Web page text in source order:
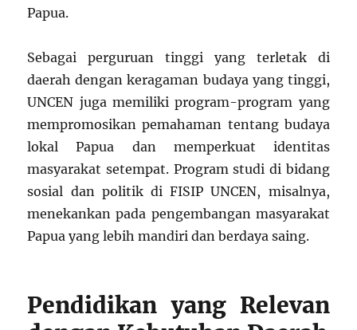
Papua.
Sebagai perguruan tinggi yang terletak di
daerah dengan keragaman budaya yang tinggi,
UNCEN juga memiliki program-program yang
mempromosikan pemahaman tentang budaya
lokal Papua dan memperkuat identitas
masyarakat setempat. Program studi di bidang
sosial dan politik di FISIP UNCEN, misalnya,
menekankan pada pengembangan masyarakat
Papua yang lebih mandiri dan berdaya saing.
Pendidikan yang Relevan